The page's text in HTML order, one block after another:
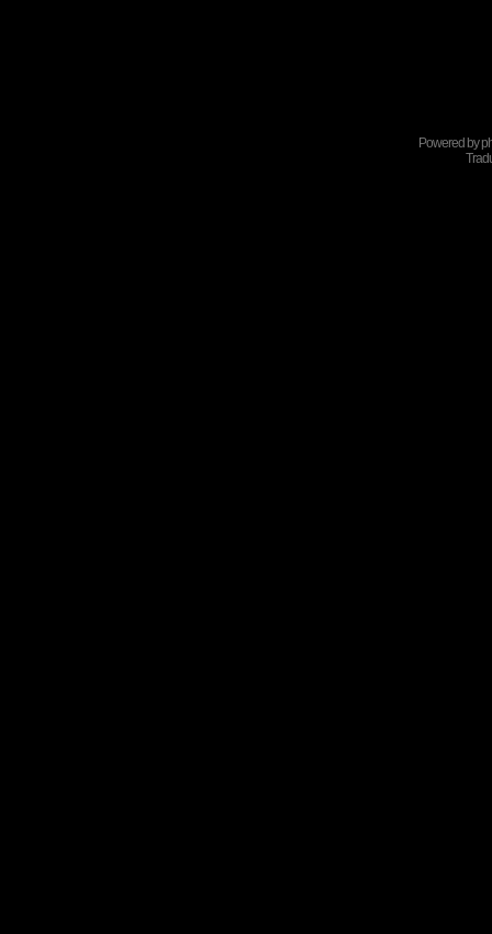
Powered by